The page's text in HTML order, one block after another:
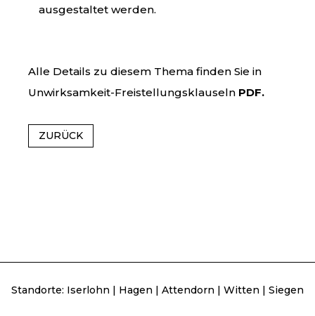
ausgestaltet werden.
Alle Details zu diesem Thema finden Sie in
Unwirksamkeit-Freistellungsklauseln PDF.
ZURÜCK
Standorte: Iserlohn Hagen Attendorn Witten Siegen